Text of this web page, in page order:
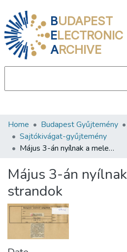
BUDAPEST
ELECTRONIC
ARCHIVE
Communities & Collections
All of DSpace
About us
Home Budapest Gyűjtemény
Sajtókivágat-gyűjtemény
Május 3-án nyílnak a melegvizű strandok
Május 3-án
strandok